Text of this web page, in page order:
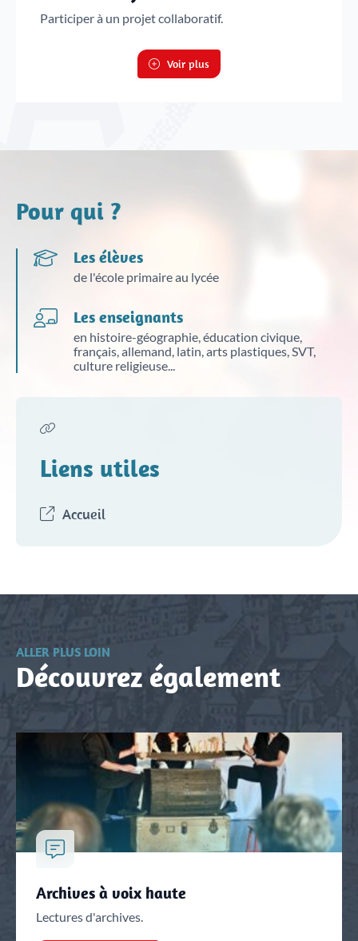
Participer à un projet collaboratif.
Voir plus
Pour qui ?
Les élèves
de l'école primaire au lycée
Les enseignants
en histoire-géographie, éducation civique,
français, allemand, latin, arts plastiques, SVT,
culture religieuse...
Liens utiles
Accueil
ALLER PLUS LOIN
Découvrez également
Archives à voix haute
Lectures d'archives.